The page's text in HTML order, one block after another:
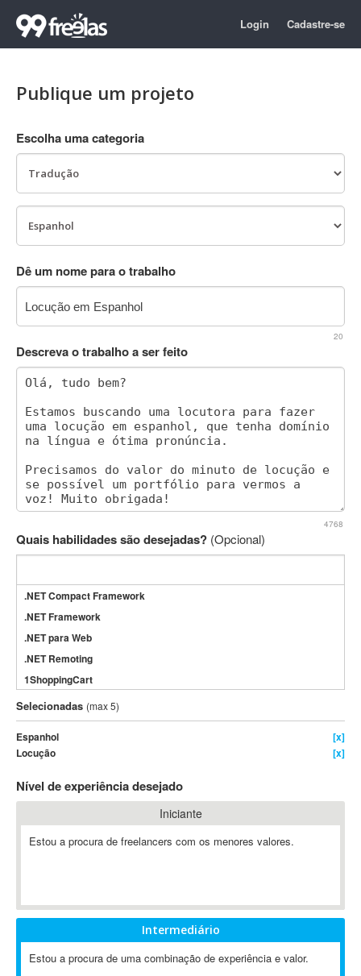
Login Cadastre-se
Publique um projeto
Escolha uma categoria
Dê um nome para o trabalho
20
Descreva o trabalho a ser feito
4768
Quais habilidades são desejadas? (Opcional)
.NET Compact Framework
.NET Framework
.NET para Web
.NET Remoting
1ShoppingCart
3DS Max
3GSM
4D Dimension
802.11
A&P
A-GPS
A2Billing
AAUS Scientific Diver
Abaqus
ABIS
Selecionadas (max 5)
Espanhol
[x]
Locução
[x]
Nível de experiência desejado
Iniciante
Estou a procura de freelancers com os menores valores.
Intermediário
Estou a procura de uma combinação de experiência e valor.